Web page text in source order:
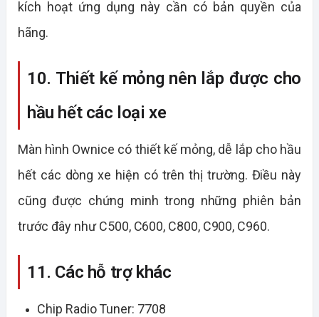
kích hoạt ứng dụng này cần có bản quyền của
hãng.
10. Thiết kế mỏng nên lắp được cho
hầu hết các loại xe
Màn hình Ownice có thiết kế mỏng, dễ lắp cho hầu
hết các dòng xe hiện có trên thị trường. Điều này
cũng được chứng minh trong những phiên bản
trước đây như C500, C600, C800, C900, C960.
11. Các hỗ trợ khác
Chip Radio Tuner: 7708